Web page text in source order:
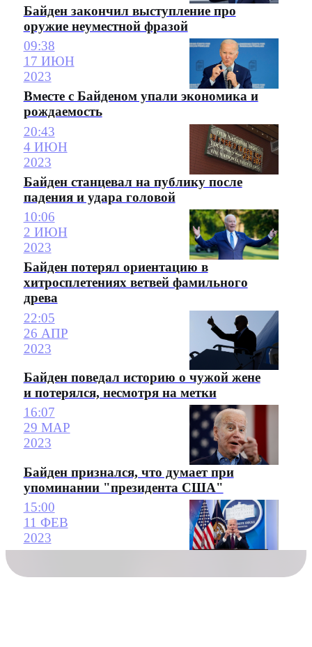
Байден закончил выступление про
оружие неуместной фразой
09:38
17 ИЮН
2023
Вместе с Байденом упали экономика и
рождаемость
20:43
4 ИЮН
2023
Байден станцевал на публику после
падения и удара головой
10:06
2 ИЮН
2023
Байден потерял ориентацию в
хитросплетениях ветвей фамильного
древа
22:05
26 АПР
2023
Байден поведал историю о чужой жене
и потерялся, несмотря на метки
16:07
29 МАР
2023
Байден признался, что думает при
упоминании "президента США"
15:00
11 ФЕВ
2023